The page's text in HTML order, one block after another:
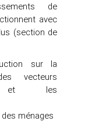
de
avec
(section de
sur la
vecteurs
et les
ménages